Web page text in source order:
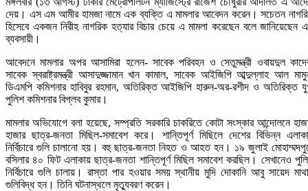
দেয়। এস এম আমীর হামজা নামে এক ব্যক্তি এ মামলার আবেদন করেন। সচেতন
হিসেবে একজন নিরীহ নাগরিক হত্যার বিচার চেয়ে এ মামলা করেছেন বলে জানিয়েছেন
ব্যবসায়ী।
আবেদনে মামলার অপর আসামিরা হলেন- সাবেক পরিবহন ও সেতুমন্ত্রী ওবায়দুল
সাবেক স্বরাষ্ট্রমন্ত্রী আসাদুজ্জামান খান কামাল, সাবেক আইজিপি আব্দুল্লাহ আল
ডিএমপি কমিশনার হাবিবুর রহমান, অতিরিক্ত আইজিপি হারুন-অর-রশীদ ও অতিরিক্ত
পুলিশ কমিশনার বিপ্লব কুমার।
মামলার অভিযোগে বলা হয়েছে, সম্প্রতি সরকারি চাকরিতে কোটা সংস্কার আন্দোলনে
হাজার ছাত্র-জনতা মিছিল-সমাবেশ করে। শান্তিপূর্ণ মিছিলে দেশের বিভিন্ন
নির্বিচারে গুলি চালানো হয়। বহু ছাত্র-জনতা নিহত ও আহত হন। ১৯ জুলাই
বসিলার ৪০ ফিট এলাকায় ছাত্র-জনতা শান্তিপূর্ণ মিছিল সমাবেশ করছিল। সেখানেও
নির্বিচারে গুলি চালায়। রাস্তা পার হওয়ার সময় স্থানীয় মুদি দোকানি আবু সায়েদ
গুলিবিদ্ধ হন। তিনি ঘটনাস্থলে মৃত্যুবরণ করেন।